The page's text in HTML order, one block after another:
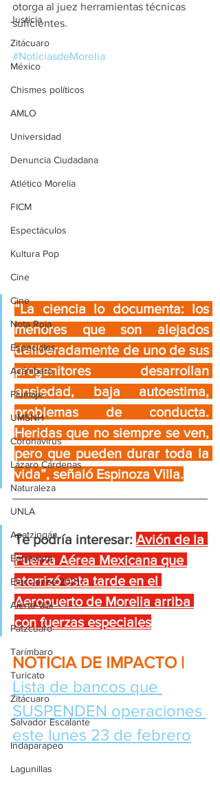
Justicia
Zitácuaro
México
Chismes políticos
AMLO
Universidad
Denuncia Ciudadana
Atlético Morelia
FICM
Espectáculos
Kultura Pop
Cine
Cine
Nota Roja
Especiales
Acámbaro
Plumaje
UMSNH
Coronavirus
Lázaro Cárdenas
Naturaleza
UNLA
Apatzingán
Entrevista
Elecciones 2021
Alerta Vial
Pátzcuaro
Tarímbaro
Turicato
Zitácuaro
Salvador Escalante
Indaparapeo
Lagunillas
otorga al juez herramientas técnicas
suficientes.
#NoticiasdeMorelia
“La ciencia lo documenta: los
menores que son alejados
deliberadamente de uno de sus
progenitores desarrollan
ansiedad, baja autoestima,
problemas de conducta.
Heridas que no siempre se ven,
pero que pueden durar toda la
vida”, señaló Espinoza Villa.
Te podría interesar: Avión de la
Fuerza Aérea Mexicana que
aterrizó esta tarde en el
Aeropuerto de Morelia arriba
con fuerzas especiales
NOTICIA DE IMPACTO |
Lista de bancos que
SUSPENDEN operaciones
este lunes 23 de febrero